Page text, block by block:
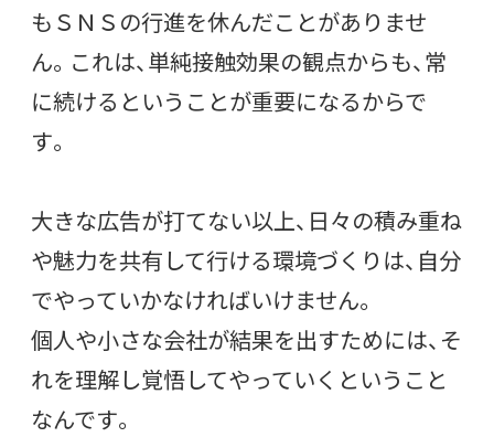
もＳＮＳの行進を休んだことがありませ
ん。これは、単純接触効果の観点からも、常
に続けるということが重要になるからで
す。
大きな広告が打てない以上、日々の積み重ね
や魅力を共有して行ける環境づくりは、自分
でやっていかなければいけません。
個人や小さな会社が結果を出すためには、そ
れを理解し覚悟してやっていくということ
なんです。